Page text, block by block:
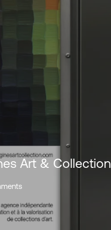
Art & Collection